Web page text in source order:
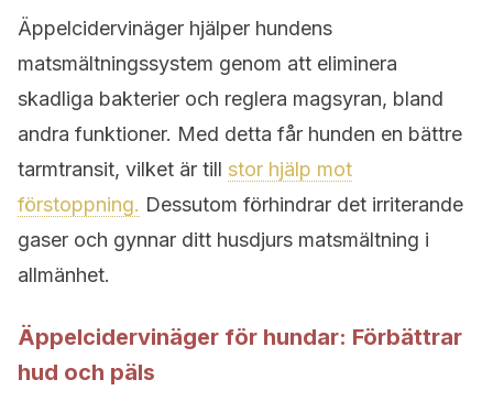
Äppelcidervinäger hjälper hundens
matsmältningssystem genom att eliminera
skadliga bakterier och reglera magsyran, bland
andra funktioner. Med detta får hunden en bättre
tarmtransit, vilket är till stor hjälp mot
förstoppning. Dessutom förhindrar det irriterande
gaser och gynnar ditt husdjurs matsmältning i
allmänhet.
Äppelcidervinäger för hundar: Förbättrar
hud och päls